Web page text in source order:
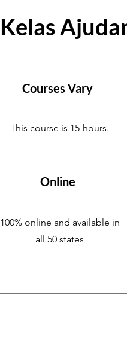
Kelas
Courses Vary
This course is 15-hours.
Online
100% online and available in
all 50 states